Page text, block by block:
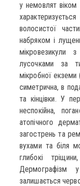
у немовлят віком
волосистої
набряком і
мікровезикули
лусочками за
мікробної
симетрична, в
та кінцівки. У
неспокійна,
атопічного
загострень та
вухами та біля
глибокі
Дермографізм
залишається